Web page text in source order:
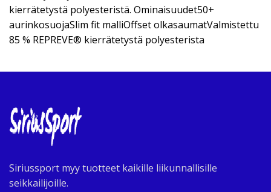
kierrätetystä polyesteristä. Ominaisuudet50+
aurinkosuojaSlim fit malliOffset olkasaumatValmistettu
85 % REPREVE® kierrätetystä polyesterista
Siriussport myy tuotteet kaikille liikunnallisille
seikkailijoille.